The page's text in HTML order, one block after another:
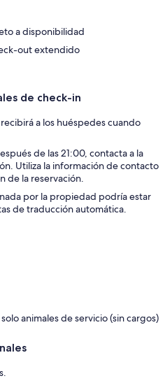
a disponibilidad
out extendido
de check-in
a los huéspedes cuando
de las 21:00, contacta a la
Utiliza la información de contacto
de la reservación.
por la propiedad podría estar
de traducción automática.
animales de servicio (sin cargos)